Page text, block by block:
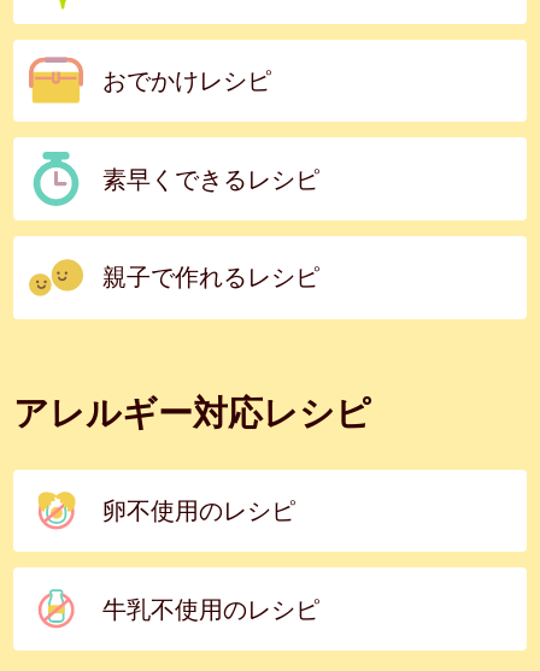
おでかけレシピ
素早くできるレシピ
親子で作れるレシピ
アレルギー対応レシピ
卵不使用のレシピ
牛乳不使用のレシピ